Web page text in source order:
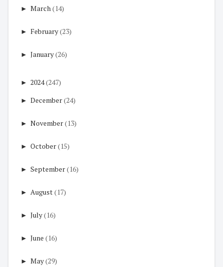
► March (14)
► February(23)
► January(26)
► 2024(247)
► December(24)
► November(13)
► October(15)
► September(16)
► August(17)
► July(16)
► June (16)
► May(29)